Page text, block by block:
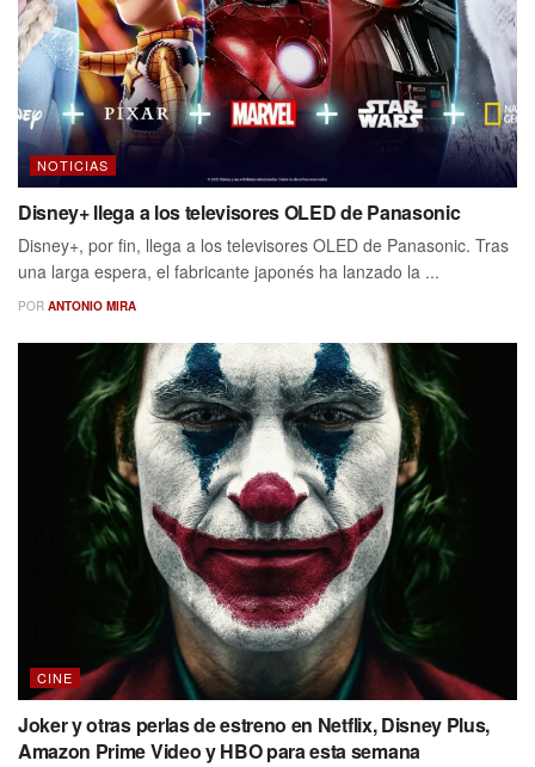
NOTICIAS
Disney+ llega a los televisores OLED de Panasonic
Disney+, por fin, llega a los televisores OLED de Panasonic. Tras
una larga espera, el fabricante japonés ha lanzado la ...
POR ANTONIO MIRA
CINE
Joker y otras perlas de estreno en Netflix, Disney Plus,
Amazon Prime Video y HBO para esta semana